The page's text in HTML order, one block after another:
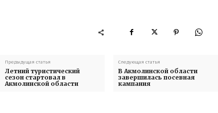
Предыдущая статья
Летний туристический
сезон стартовал в
Акмолинской области
Следующая статья
В Акмолинской области
завершилась посевная
кампания